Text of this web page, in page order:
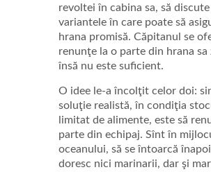
revoltei în cabina sa, să discute
variantele în care poate să
hrana promisă. Căpitanul se
renunţe la o parte din hrana sa
însă nu este suficient.
O idee le-a încolţit celor doi:
soluţie realistă, în condiţia
limitat de alimente, este să
parte din echipaj. Sînt în
oceanului, să se întoarcă
doresc nici marinarii, dar şi